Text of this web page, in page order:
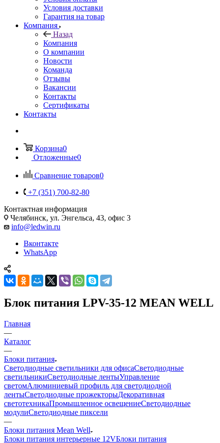
Условия доставки
Гарантия на товар
Компания
Назад
Компания
О компании
Новости
Команда
Отзывы
Вакансии
Контакты
Сертификаты
Контакты
Корзина0
Отложенные0
Сравнение товаров0
+7 (351) 700-82-80
Контактная информация
Челябинск, ул. Энгельса, 43, офис 3
info@ledwin.ru
Вконтакте
WhatsApp
Блок питания LPV-35-12 MEAN WELL
Главная
—
Каталог
—
Блоки питания
Светодиодные светильники для офисаСветодиодные
светильникиСветодиодные лентыУправление
светомАлюминиевый профиль для светодиодной
лентыСветодиодные прожекторыДекоративная
светотехникаПромышленное освещениеСветодиодные
модулиСветодиодные пиксели
—
Блоки питания Mean Well
Блоки питания интерьерные 12VБлоки питания